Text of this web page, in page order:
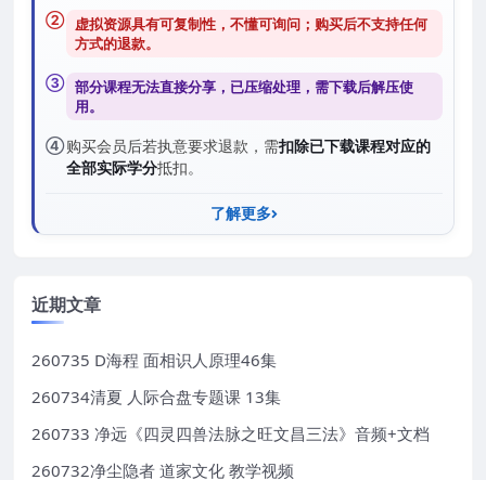
② 虚拟资源具有可复制性，不懂可询问；购买后不支持任何
方式的退款。
③ 部分课程无法直接分享，已压缩处理，需下载后解压使
用。
④购买会员后若执意要求退款，需扣除已下载课程对应的
全部实际学分抵扣。
了解更多
近期文章
260735 D海程 面相识人原理46集
260734清夏 人际合盘专题课 13集
260733 净远《四灵四兽法脉之旺文昌三法》音频+文档
260732净尘隐者 道家文化 教学视频